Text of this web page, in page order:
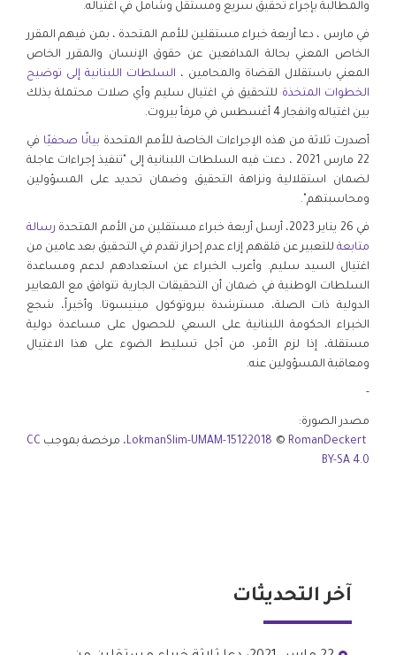
والمطالبة بإجراء تحقيق سريع ومستقل وشامل في اغتياله.
في مارس ، دعا أربعة خبراء مستقلين للأمم المتحدة ، بمن فيهم المقرر
الخاص المعني بحالة المدافعين عن حقوق الإنسان والمقرر الخاص
المعني باستقلال القضاة والمحامين ، السلطات اللبنانية إلى توضيح
الخطوات المتخذة للتحقيق في اغتيال سليم وأي صلات محتملة بذلك
بين اغتياله وانفجار 4 أغسطس في مرفأ بيروت.
أصدرت ثلاثة من هذه الإجراءات الخاصة للأمم المتحدة بيانًا صحفيًا في
22 مارس 2021 ، دعت فيه السلطات اللبنانية إلى "تنفيذ إجراءات عاجلة
لضمان استقلالية ونزاهة التحقيق وضمان تحديد على المسؤولين
ومحاسبتهم".
في 26 يناير 2023، أرسل أربعة خبراء مستقلين من الأمم المتحدة
رسالة
متابعة للتعبير عن قلقهم إزاء عدم إحراز تقدم في التحقيق بعد عامين من
اغتيال السيد سليم. وأعرب الخبراء عن استعدادهم لدعم ومساعدة
السلطات الوطنية في ضمان أن التحقيقات الجارية تتوافق مع المعايير
الدولية ذات الصلة، مسترشدة ببروتوكول مينيسوتا. وأخيراً، شجع
الخبراء الحكومة اللبنانية على السعي للحصول على مساعدة دولية
مستقلة، إذا لزم الأمر، من أجل تسليط الضوء على هذا الاغتيال
ومعاقبة المسؤولين عنه.
-
مصدر الصورة:
LokmanSlim-UMAM-15122018 © RomanDeckert ، مرخصة بموجب CC
BY-SA 4.0
آخر التحديثات